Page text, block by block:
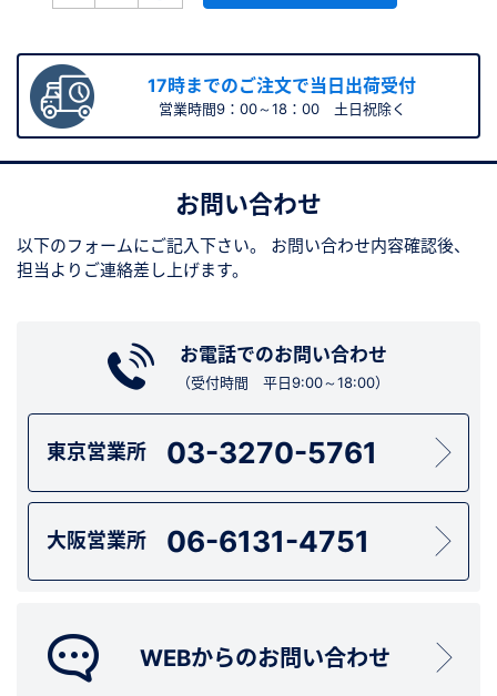
17時までのご注文で当日出荷受付
営業時間9：00～18：00 土日祝除く
お問い合わせ
以下のフォームにご記入下さい。
お問い合わせ内容確認後、
担当よりご連絡差し上げます。
お電話でのお問い合わせ
（受付時間 平日9:00～18:00）
東京営業所 03-3270-5761
大阪営業所 06-6131-4751
WEBからのお問い合わせ